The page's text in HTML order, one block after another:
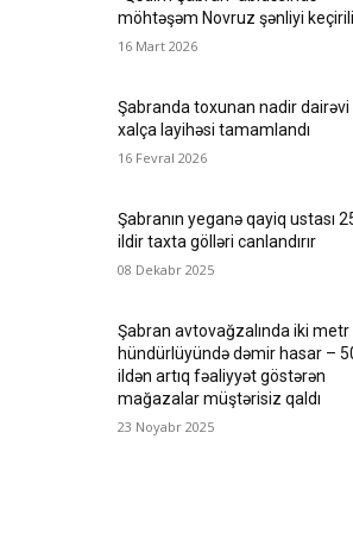
möhtəşəm Novruz şənliyi
16 Mart 2026
Şabranda toxunan nadir dairəvi
xalça layihəsi tamamlandı
16 Fevral 2026
Şabranın yeganə qayiq ustası
ildir taxta gölləri canlandırır
08 Dekabr 2025
Şabran avtovağzalında iki metr
hündürlüyündə dəmir hasar –
ildən artıq fəaliyyət göstərən
mağazalar müştərisiz qaldı
23 Noyabr 2025